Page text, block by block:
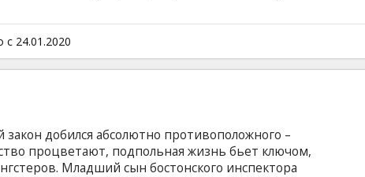
в жизни. Фильм на английском языке с
и русском языках.
с 24.01.2020
закон добился абсолютно противоположного –
процветают, подпольная жизнь бьет ключом,
Младший сын бостонского инспектора